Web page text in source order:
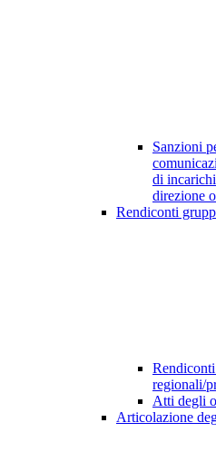
Sanzioni
di
direzione
Rendiconti
regionali/
Atti degli
Articolazione